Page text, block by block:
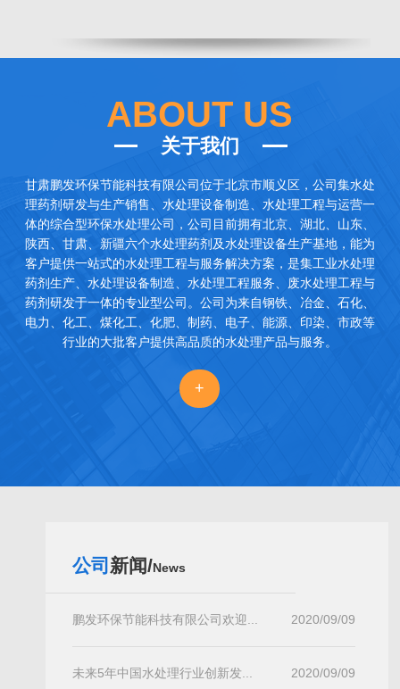
ABOUT US
关于我们
甘肃鹏发环保节能科技有限公司位于北京市顺义区，公司集水处
理药剂研发与生产销售、水处理设备制造、水处理工程与运营一
体的综合型环保水处理公司，公司目前拥有北京、湖北、山东、
陕西、甘肃、新疆六个水处理药剂及水处理设备生产基地，能为
客户提供一站式的水处理工程与服务解决方案，是集工业水处理
药剂生产、水处理设备制造、水处理工程服务、废水处理工程与
药剂研发于一体的专业型公司。公司为来自钢铁、冶金、石化、
电力、化工、煤化工、化肥、制药、电子、能源、印染、市政等
行业的大批客户提供高品质的水处理产品与服务。
+
公司 新闻/News
鹏发环保节能科技有限公司欢迎... 2020/09/09
未来5年中国水处理行业创新发... 2020/09/09